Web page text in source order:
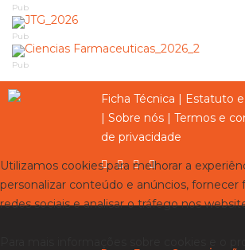
Pub
Pub
Pub
Ficha Técnica | Estatuto
| Sobre nós | Termos e
de privacidade
Utilizamos cookies para melhorar a
personalizar conteúdo e anúncios, fornecer
redes sociais e analisar o tráfego nos